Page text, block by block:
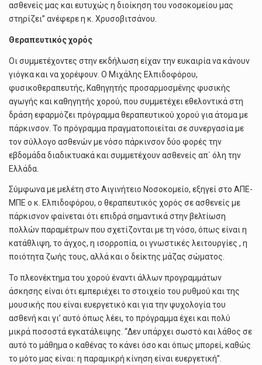
ασθενείς μας και ευτυχώς η διοίκηση του νοσοκομείου μας
στηρίζει” ανέφερε η κ. Χρυσοβιτσάνου.
Θεραπευτικός χορός
Οι συμμετέχοντες στην εκδήλωση είχαν την ευκαιρία να κάνουν
γιόγκα και να χορέψουν. Ο Μιχάλης Ελπιδοφόρου,
φυσικοθεραπευτής, Καθηγητής προσαρμοσμένης φυσικής
αγωγής και καθηγητής χορού, που συμμετέχει εθελοντικά στη
δράση εφαρμόζει πρόγραμμα θεραπευτικού χορού για άτομα με
πάρκινσον. Το πρόγραμμα πραγματοποιείται σε συνεργασία με
τον σύλλογο ασθενών με νόσο πάρκινσον δύο φορές την
εβδομάδα διαδικτυακά και συμμετέχουν ασθενείς απ΄ όλη την
Ελλάδα.
Σύμφωνα με μελέτη στο Αιγινήτειο Νοσοκομείο, εξηγεί στο ΑΠΕ-
ΜΠΕ ο κ. Ελπιδοφόρου, ο θεραπευτικός χορός σε ασθενείς με
πάρκισνον φαίνεται ότι επιδρά σημαντικά στην βελτίωση
πολλών παραμέτρων που σχετίζονται με τη νόσο, όπως είναι η
κατάθλιψη, το άγχος, η ισορροπία, οι γνωστικές λειτουργίες , η
ποιότητα ζωής τους, αλλά και ο δείκτης μάζας σώματος.
Το πλεονέκτημα του χορού έναντι άλλων προγραμμάτων
άσκησης είναι ότι εμπεριέχει το στοιχείο του ρυθμού και της
μουσικής που είναι ευεργετικό και για την ψυχολογία του
ασθενή και γι’ αυτό όπως λέει, το πρόγραμμα έχει και πολύ
μικρά ποσοστά εγκατάλειψης. “Δεν υπάρχει σωστό και λάθος σε
αυτό το μάθημα ο καθένας το κάνει όσο και όπως μπορεί, καθώς
το μότο μας είναι: η παραμικρή κίνηση είναι ευεργετική”.